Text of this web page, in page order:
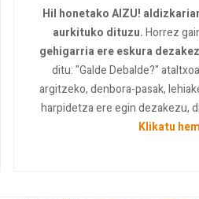
Hil honetako AIZU!
aurkituko dituzu.Horrez
gehigarria ere eskura
ditu: "Galde Debalde?"
argitzeko, denbora-pasak,
harpidetza ere egin dezakezu,
Klikatu